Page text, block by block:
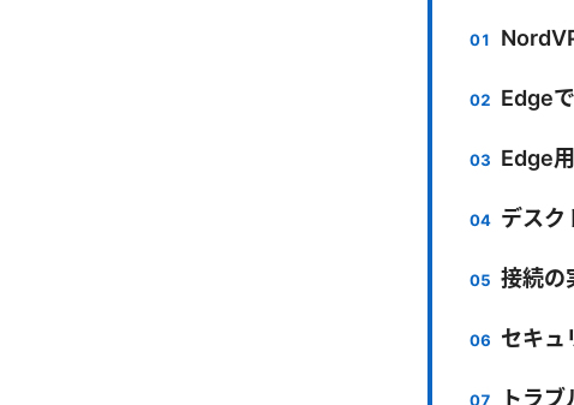
Edge
Edge
デスク
接続の
セキュ
トラ